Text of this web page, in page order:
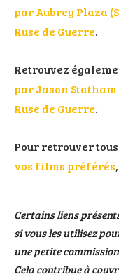
par Aubrey Plaza
Ruse de Guerre.
Retrouvez
par Jason
Ruse de Guerre.
Pour retrouver
vos films préférés
Certains liens
si vous les utilisez
une petite
Cela contribue à